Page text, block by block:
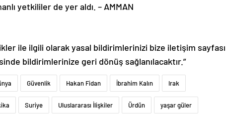
yetkililer de yer aldı. – AMMAN
ile ilgili olarak yasal bildirimlerinizi bize iletişim sayfası
bildirimlerinize geri dönüş sağlanılacaktır.”
Güvenlik Hakan Fidan İbrahim Kalın Irak
Suriye Uluslararası İlişkiler Ürdün yaşar güler